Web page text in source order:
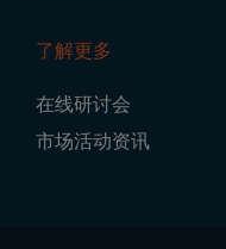
了解更多
在线研讨会
市场活动资讯